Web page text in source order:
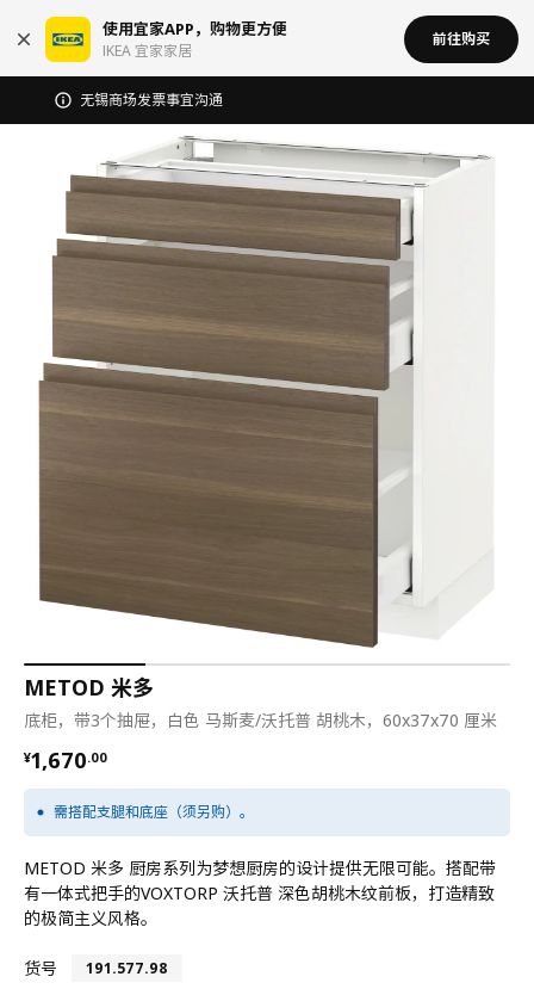
使用宜家APP，购物更方便
IKEA 宜家家居
前往购买
宜家在中国召回部分批次BÄSINGEN 巴辛根 淋浴椅
METOD 米多
底柜，带3个抽屉，白色 马斯麦/沃托普 胡桃木，60x37x70 厘米
¥1,670.00
¥ 1670.00
需搭配支腿和底座（须另购）。
METOD 米多 厨房系列为梦想厨房的设计提供无限可能。搭配带
有一体式把手的VOXTORP 沃托普 深色胡桃木纹前板，打造精致
的极简主义风格。
货号 191.577.98